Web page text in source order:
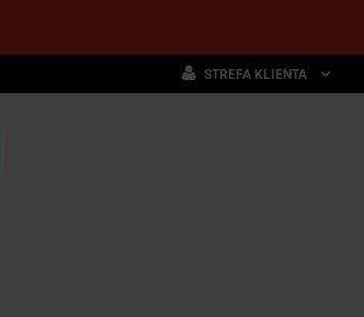
STREFA KLIENTA